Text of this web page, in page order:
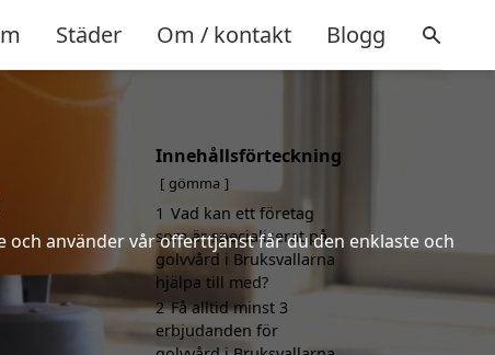
Städer Om / kontakt Blogg
använder vår offerttjänst får du den enklaste och
Innehållsförteckning
gömma
1 Vad kan ett företag
som är specialiserat på
golvvård i Bruksvallarna
hjälpa till med?
2 Få alltid minst 3
erbjudanden för